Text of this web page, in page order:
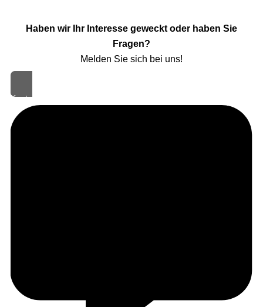
Haben wir Ihr Interesse geweckt oder haben Sie
Fragen?
Melden Sie sich bei uns!
Kontakt